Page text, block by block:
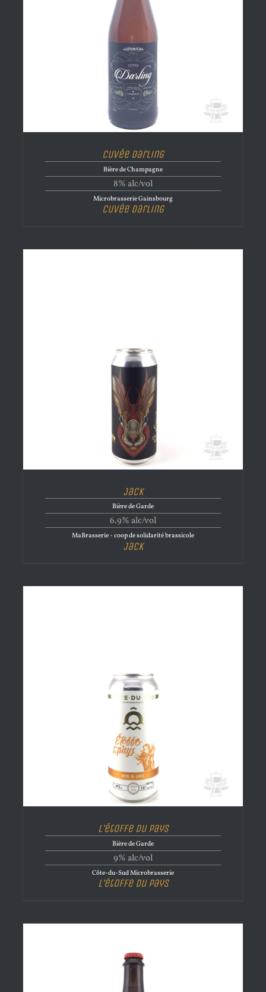
Cuvée Darling
Bière de Champagne
8% alc/vol
Microbrasserie Gainsbourg
Cuvée Darling
Jack
Bière de Garde
6.9% alc/vol
MaBrasserie - coop de solidarité brassicole
Jack
L’étoffe Du Pays
Bière de Garde
9% alc/vol
Côte-du-Sud Microbrasserie
L’étoffe Du Pays